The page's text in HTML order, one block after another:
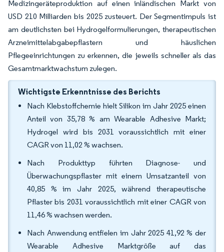
Medizingeräteproduktion auf einen inländischen Markt von
USD 210 Milliarden bis 2025 zusteuert. Der Segmentimpuls ist
am deutlichsten bei Hydrogelformulierungen, therapeutischen
Arzneimittelabgabepflastern und häuslichen
Pflegeeinrichtungen zu erkennen, die jeweils schneller als das
Gesamtmarktwachstum zulegen.
Wichtigste Erkenntnisse des Berichts
Nach Klebstoffchemie hielt Silikon im Jahr 2025 einen
Anteil von 35,78 % am Wearable Adhesive Markt;
Hydrogel wird bis 2031 voraussichtlich mit einer
CAGR von 11,02 % wachsen.
Nach Produkttyp führten Diagnose- und
Überwachungspflaster mit einem Umsatzanteil von
40,85 % im Jahr 2025, während therapeutische
Pflaster bis 2031 voraussichtlich mit einer CAGR von
11,46 % wachsen werden.
Nach Anwendung entfielen im Jahr 2025 41,92 % der
Wearable Adhesive Marktgröße auf das